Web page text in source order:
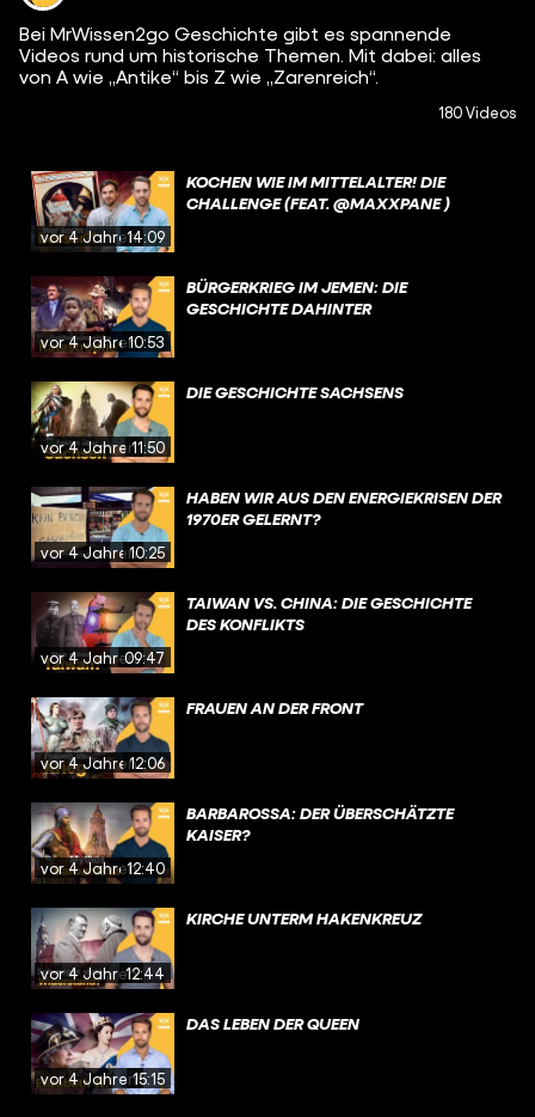
Bei MrWissen2go Geschichte gibt es spannende
Videos rund um historische Themen. Mit dabei: alles
von A wie „Antike“ bis Z wie „Zarenreich“.
180 Videos
vor 4 Jahren14:09
KOCHEN WIE IM MITTELALTER! DIE
CHALLENGE (FEAT. @MAXXPANE )
vor 4 Jahren10:53
BÜRGERKRIEG IM JEMEN: DIE
GESCHICHTE DAHINTER
vor 4 Jahren11:50
DIE GESCHICHTE SACHSENS
vor 4 Jahren10:25
HABEN WIR AUS DEN ENERGIEKRISEN DER
1970ER GELERNT?
vor 4 Jahren09:47
TAIWAN VS. CHINA: DIE GESCHICHTE
DES KONFLIKTS
vor 4 Jahren12:06
FRAUEN AN DER FRONT
vor 4 Jahren12:40
BARBAROSSA: DER ÜBERSCHÄTZTE
KAISER?
vor 4 Jahren12:44
KIRCHE UNTERM HAKENKREUZ
vor 4 Jahren15:15
DAS LEBEN DER QUEEN